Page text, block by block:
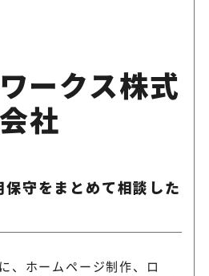
ークス株式
会社
守をまとめて相談した
、ホームページ制作、ロ